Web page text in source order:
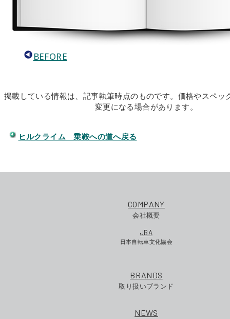
BEFORE
掲載している情報は、記事執筆時点のものです。価格やスペッ
変更になる場合があります。
ヒルクライム 乗鞍への道へ戻る
COMPANY
会社概要
JBA
日本自転車文化協会
BRANDS
取り扱いブランド
NEWS